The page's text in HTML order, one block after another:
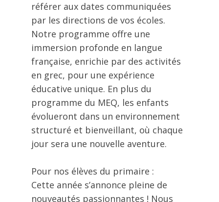
référer aux dates communiquées
par les directions de vos écoles.
Notre programme offre une
immersion profonde en langue
française, enrichie par des activités
en grec, pour une expérience
éducative unique. En plus du
programme du MEQ, les enfants
évolueront dans un environnement
structuré et bienveillant, où chaque
jour sera une nouvelle aventure.
Pour nos élèves du primaire :
Cette année s’annonce pleine de
nouveautés passionnantes ! Nous